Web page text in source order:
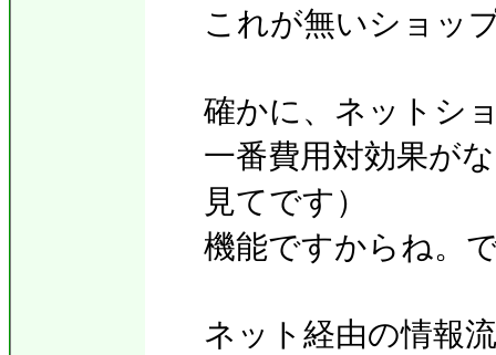
これが無いショッ
確かに、ネットシ
一番費用対効果が
見てです）
機能ですからね。
ネット経由の情報